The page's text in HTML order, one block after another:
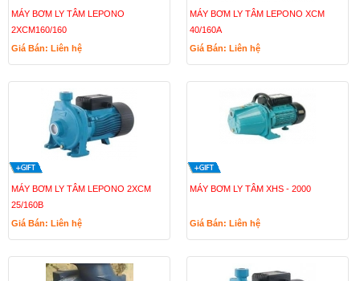
MÁY BƠM LY TÂM LEPONO
2XCM160/160
Giá Bán: Liên hệ
MÁY BƠM LY TÂM LEPONO XCM
40/160A
Giá Bán: Liên hệ
MÁY BƠM LY TÂM LEPONO 2XCM
25/160B
Giá Bán: Liên hệ
MÁY BƠM LY TÂM XHS - 2000
Giá Bán: Liên hệ